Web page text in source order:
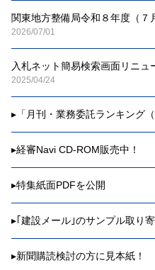
関東地方整備局令和８年度（７
2026/07/01
入札ネット簡易検索画面リニュ
2025/04/24
▸ 「月刊・業務委託ランキング
▸経審Navi CD-ROM販売中！
▸特集紙面PDFを公開
▸ ｢建設メール｣のサンプル取り
▸新聞購読検討の方に見本紙！